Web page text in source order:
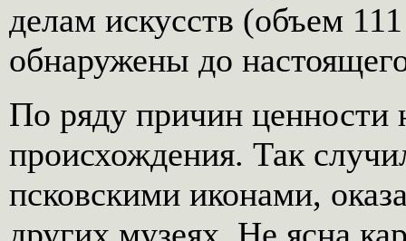
делам искусств (объем
обнаружены до
По ряду причин ценности
происхождения. Так
псковскими иконами,